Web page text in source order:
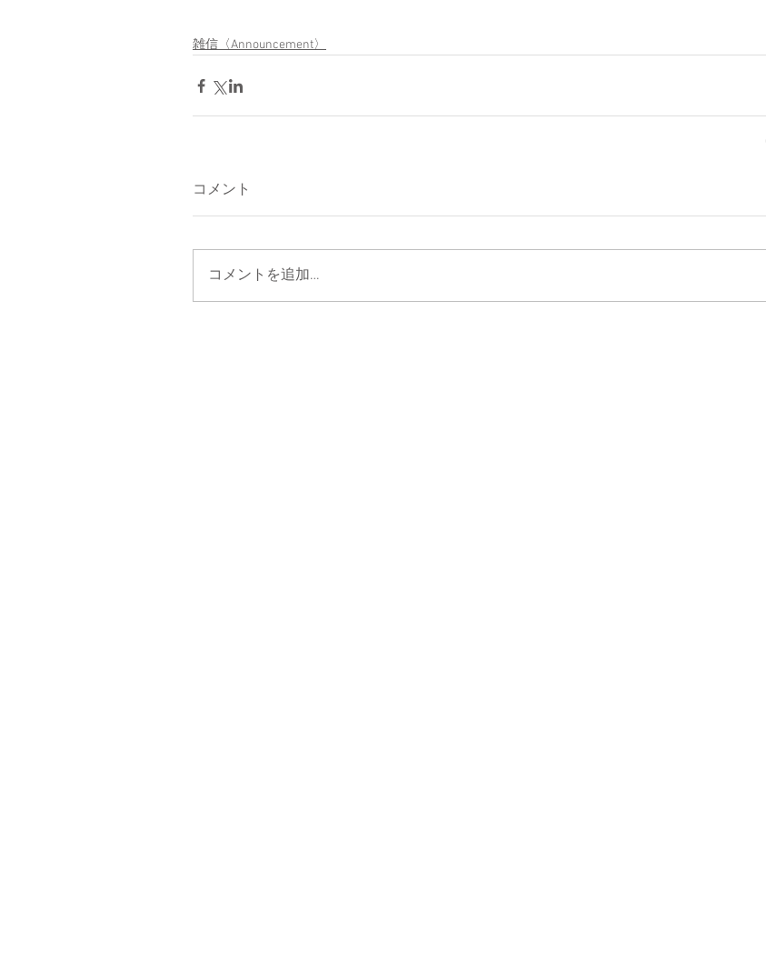
雑信〈Announcement〉
コメント
コメントを追加…